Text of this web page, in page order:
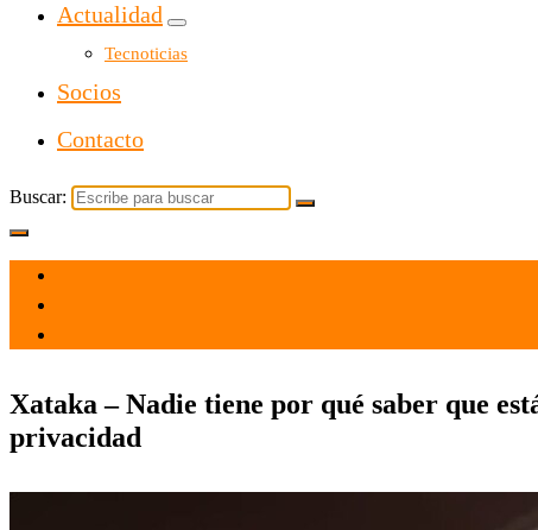
Actualidad
Tecnoticias
Socios
Contacto
Buscar:
Xataka – Nadie tiene por qué saber que
privacidad